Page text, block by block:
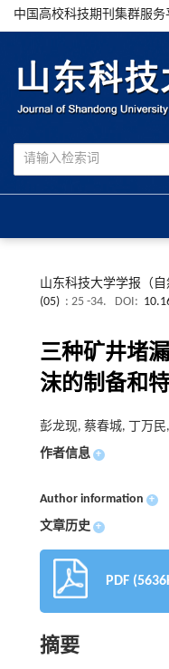
中国高校科技期刊集群服务
山东科技大学学报（自
(05) : 25 -34. DOI:
三种矿井堵
沫的制备和
彭龙现, 蔡春城, 丁万
作者信息 +
Author information +
文章历史 +
PDF
摘要